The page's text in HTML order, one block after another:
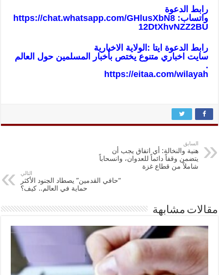
رابط الدعوة
واتساب:https://chat.whatsapp.com/GHlusXbN8
12DtXhvNZZ2BU
رابط الدعوة ايتا :الولاية الاخبارية
سايت اخباري متنوع يختص بأخبار المسلمين حول العالم
.
https://eitaa.com/wilayah
السابق
هنية والنخالة: أي اتفاق يجب أن
يتضمن وقفاً دائماً للعدوان، وانسحاباً
شاملاً من قطاع غزة
التالي
“حافي القدمين” يصطاد الجنود الأكثر
حماية في العالم.. كيف؟
مقالات مشابهة